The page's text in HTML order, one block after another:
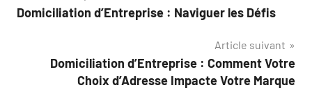
de
Domiciliation d’Entreprise : Naviguer les Défis
Article suivant
Domiciliation d’Entreprise : Comment Votre
Choix d’Adresse Impacte Votre Marque